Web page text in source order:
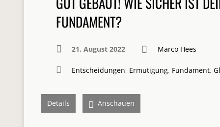
FUNDAMENT?
21. August 2022 Marco Hees
Entscheidungen, Ermutigung, Fundament,
Details Anschauen